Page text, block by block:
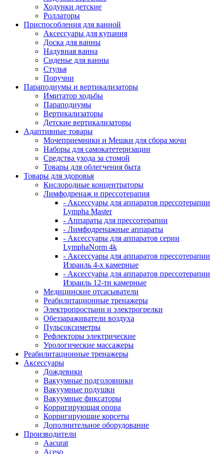
Ходунки детские
Роллаторы
Приспособления для ванной
Аксессуары для купания
Доска для ванны
Надувная ванна
Сиденье для ванны
Стулья
Поручни
Параподиумы и вертикализаторы
Имитатор ходьбы
Параподиумы
Вертикализаторы
Детские вертикализаторы
Адаптивные товары
Мочеприемники и Мешки для сбора мочи
Наборы для самокатетеризации
Средства ухода за стомой
Товары для облегчения быта
Товары для здоровья
Кислородные концентраторы
Лимфодренаж и прессотерапия
- Аксессуары для аппаратов прессотерапии
Lympha Master
- Аппараты для прессотерапии
- Лимфодренажные аппараты
- Аксессуары для аппаратов серии
LymphaNorm 4k
- Аксессуары для аппаратов прессотерапии
Израиль 4-х камерные
- Аксессуары для аппаратов прессотерапии
Израиль 12-ти камерные
Медицинские отсасыватели
Реабилитационные тренажеры
Электропростыни и электрогрелки
Обеззараживатели воздуха
Пульсоксиметры
Рефлекторы электрические
Урологические массажеры
Реабилитационные тренажеры
Аксессуары
Дождевики
Вакуумные подголовники
Вакуумные подушки
Вакуумные фиксаторы
Корригирующая опора
Корригирующие корсеты
Дополнительное оборудование
Производители
Aacurat
Aceso